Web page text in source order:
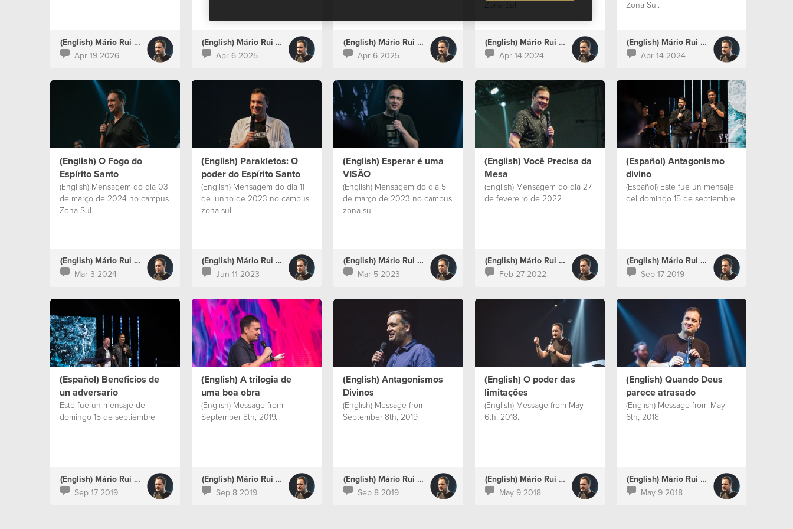
(English) Mário Rui Boto
Apr 19 2026
(English) Mário Rui Boto
Apr 6 2025
(English) Mário Rui Boto
Apr 6 2025
Zona Sul.
(English) Mário Rui Boto
Apr 14 2024
Zona Sul.
(English) Mário Rui Boto
Apr 14 2024
(English) O Fogo do
Espírito Santo
(English) Mensagem do dia 03
de março de 2024 no campus
Zona Sul.
(English) Mário Rui Boto
Mar 3 2024
(English) Parakletos: O
poder do Espírito Santo
(English) Mensagem do dia 11
de junho de 2023 no campus
zona sul
(English) Mário Rui Boto
Jun 11 2023
(English) Esperar é uma
VISÃO
(English) Mensagem do dia 5
de março de 2023 no campus
zona sul
(English) Mário Rui Boto
Mar 5 2023
(English) Você Precisa da
Mesa
(English) Mensagem do dia 27
de fevereiro de 2022
(English) Mário Rui Boto
Feb 27 2022
(Español) Antagonismo
divino
(Español) Este fue un mensaje
del domingo 15 de septiembre
(English) Mário Rui Boto
Sep 17 2019
(Español) Beneficios de
un adversario
Este fue un mensaje del
domingo 15 de septiembre
(English) Mário Rui Boto
Sep 17 2019
(English) A trilogia de
uma boa obra
(English) Message from
September 8th, 2019.
(English) Mário Rui Boto
Sep 8 2019
(English) Antagonismos
Divinos
(English) Message from
September 8th, 2019.
(English) Mário Rui Boto
Sep 8 2019
(English) O poder das
limitações
(English) Message from May
6th, 2018.
(English) Mário Rui Boto
May 9 2018
(English) Quando Deus
parece atrasado
(English) Message from May
6th, 2018.
(English) Mário Rui Boto
May 9 2018